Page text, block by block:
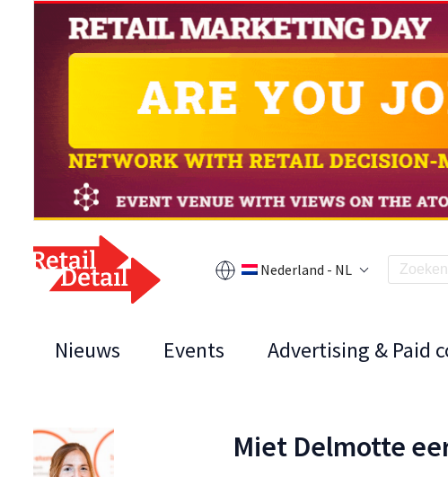
Nederland - NL
Nieuws Events Advertising & Paid
Miet Delmotte